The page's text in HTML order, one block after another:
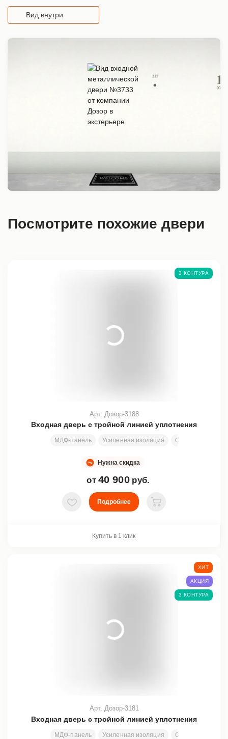
Вид внутри
Посмотрите похожие двери
Входная дверь с тройной линией уплотнения
МДФ-панель Усиленная изоляция Стекло
Арт. Дозор-3188
Нужна скидка
от 40 900 руб.
3 КОНТУРА
В избранное
Подробнее
В корзину
Купить в 1 клик
Входная дверь с тройной линией уплотнения
МДФ-панель Усиленная изоляция Стекло
Арт. Дозор-3181
ХИТ
АКЦИЯ
3 КОНТУРА